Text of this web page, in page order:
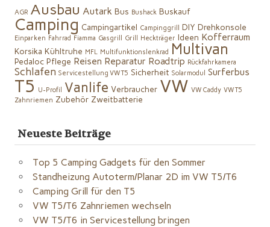
AGR Ausbau Autark Bus Bushack Buskauf
Camping Campingartikel Campinggrill DIY Drehkonsole
Einparken Fahrrad Fiamma Gasgrill Grill Heckträger Ideen Kofferraum
Korsika Kühltruhe MFL Multifunktionslenkrad Multivan
Pedaloc Pflege Reisen Reparatur Roadtrip Rückfahrkamera
Schlafen Servicestellung VW T5 Sicherheit Solarmodul Surferbus
T5 U-Profil Vanlife Verbraucher VW VW Caddy VW T5
Zahnriemen Zubehör Zweitbatterie
Neueste Beiträge
Top 5 Camping Gadgets für den Sommer
Standheizung Autoterm/Planar 2D im VW T5/T6
Camping Grill für den T5
VW T5/T6 Zahnriemen wechseln
VW T5/T6 in Servicestellung bringen